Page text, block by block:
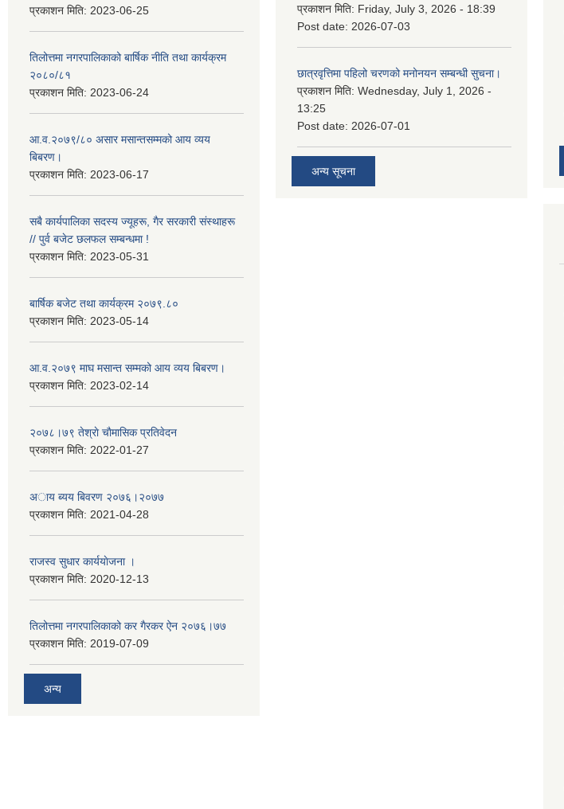
प्रकाशन मिति: 2023-06-25
तिलोत्तमा नगरपालिकाको बार्षिक नीति तथा कार्यक्रम
२०८०/८१
प्रकाशन मिति: 2023-06-24
आ.व.२०७९/८० असार मसान्तसम्मको आय व्यय
बिबरण।
प्रकाशन मिति: 2023-06-17
सबै कार्यपालिका सदस्य ज्यूहरू, गैर सरकारी संस्थाहरू
// पुर्व बजेट छलफल सम्बन्धमा !
प्रकाशन मिति: 2023-05-31
बार्षिक बजेट तथा कार्यक्रम २०७९.८०
प्रकाशन मिति: 2023-05-14
आ.व.२०७९ माघ मसान्त सम्मको आय व्यय बिबरण।
प्रकाशन मिति: 2023-02-14
२०७८।७९ तेश्राे चाैमासिक प्रतिवेदन
प्रकाशन मिति: 2022-01-27
अाय ब्यय बिवरण २०७६।२०७७
प्रकाशन मिति: 2021-04-28
राजस्व सुधार कार्ययाेजना ।
प्रकाशन मिति: 2020-12-13
तिलोत्तमा नगरपालिकाको कर गैरकर ऐन २०७६।७७
प्रकाशन मिति: 2019-07-09
अन्य
प्रकाशन मिति: Friday, July 3, 2026 - 18:39
Post date: 2026-07-03
छात्रवृत्तिमा पहिलो चरणको मनोनयन सम्बन्धी सुचना।
प्रकाशन मिति: Wednesday, July 1, 2026 -
13:25
Post date: 2026-07-01
अन्य सूचना